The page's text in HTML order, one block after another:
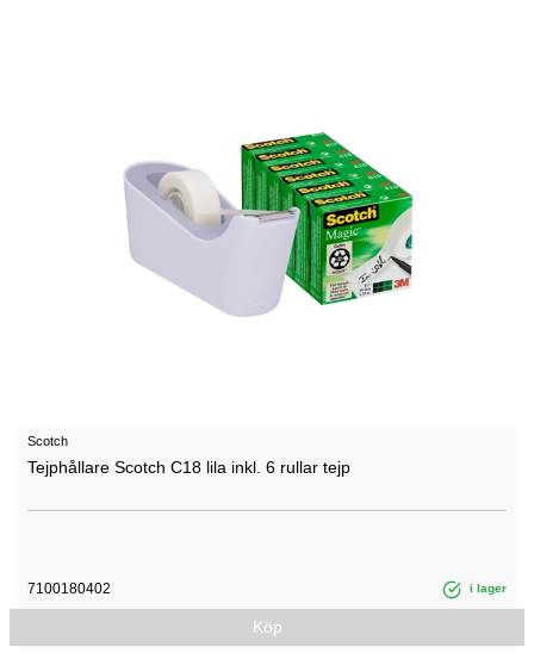
Scotch
Tejphållare Scotch C18 lila inkl. 6 rullar tejp
7100180402 i lager
Köp